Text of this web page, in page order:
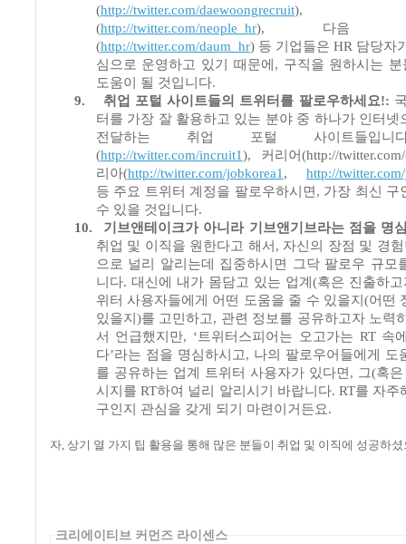
(http://twitter.com/daewoongrecruit
(http://twitter.com/neople_hr), 다음 커
(http://twitter.com/daum_hr) 등 기업들은 HR 담당자
심으로 운영하고 있기 때문에 , 구직을 원하시는
도움이 될 것입니다.
9.
취업 포털 사이트들의 트위터를 팔로우하세요!:
터를 가장 잘 활용하고 있는 분야 중 하나가 인터넷
전달하는 취업 포털 사이트들입니
(http://twitter.com/incruit1), 커리어(http://
리아(http://twitter.com/jobkorea1 , http://
등 주요 트위터 계정을 팔로우하시면 , 가장 최신 구
수 있을 것입니다.
10.
기브앤테이크가 아니라 기브앤기브라는 점을 명
취업 및 이직을 원한다고 해서 , 자신의 장점 및 경
으로 널리 알리는데 집중하시면 그닥 팔로우 규모
니다. 대신에 내가 몸담고 있는 업계 (혹은 진출하
위터 사용자들에게 어떤 도움을 줄 수 있을지 (어떤
있을지 )를 고민하고, 관련 정보를 공유하고자 노력
서 언급했지만, ‘트위터스피어는 오고가는 RT 속
다’라는 점을 명심하시고, 나의 팔로우어들에게 도
를 공유하는 업계 트위터 사용자가 있다면 , 그(혹
시지를 RT하여 널리 알리시기 바랍니다. RT를 자주
구인지 관심을 갖게 되기 마련이거든요.
자 상기 열 가지 팁 활용을 통해 많은 분들이 취업 및 이직에 성공하
크리에이티브 커먼즈 라이센스